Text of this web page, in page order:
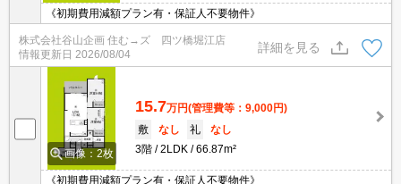
《初期費用減額プラン有・保証人不要物件》
株式会社谷山企画 住む→ズ 四ツ橋堀江店
情報更新日 2026/08/04
詳細を見る
画像：2枚
15.7万円(管理費等：9,000円)
敷
なし 礼
なし
3階
2LDK 66.87m²
《初期費用減額プラン有・保証人不要物件》